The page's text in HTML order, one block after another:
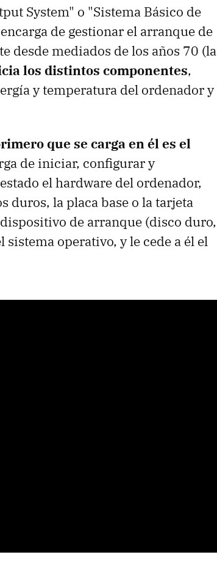
System" o "Sistema Básico de
de gestionar el arranque de
desde mediados de los años 70 (la
los distintos componentes,
y temperatura del ordenador y
que se carga en él es el
de iniciar, configurar y
el hardware del ordenador,
duros, la placa base o la tarjeta
de arranque (disco duro,
sistema operativo, y le cede a él el